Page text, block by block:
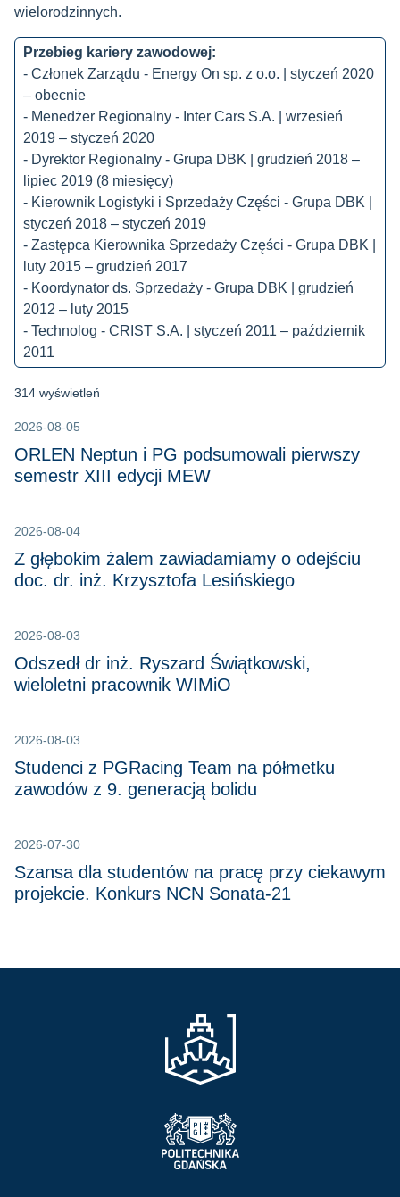
wielorodzinnych.
Przebieg kariery zawodowej:
- Członek Zarządu - Energy On sp. z o.o. | styczeń 2020
– obecnie
- Menedżer Regionalny - Inter Cars S.A. | wrzesień
2019 – styczeń 2020
- Dyrektor Regionalny - Grupa DBK | grudzień 2018 –
lipiec 2019 (8 miesięcy)
- Kierownik Logistyki i Sprzedaży Części - Grupa DBK |
styczeń 2018 – styczeń 2019
- Zastępca Kierownika Sprzedaży Części - Grupa DBK |
luty 2015 – grudzień 2017
- Koordynator ds. Sprzedaży - Grupa DBK | grudzień
2012 – luty 2015
- Technolog - CRIST S.A. | styczeń 2011 – październik
2011
314 wyświetleń
2026-08-05
ORLEN Neptun i PG podsumowali pierwszy
semestr XIII edycji MEW
2026-08-04
Z głębokim żalem zawiadamiamy o odejściu
doc. dr. inż. Krzysztofa Lesińskiego
2026-08-03
Odszedł dr inż. Ryszard Świątkowski,
wieloletni pracownik WIMiO
2026-08-03
Studenci z PGRacing Team na półmetku
zawodów z 9. generacją bolidu
2026-07-30
Szansa dla studentów na pracę przy ciekawym
projekcie. Konkurs NCN Sonata-21